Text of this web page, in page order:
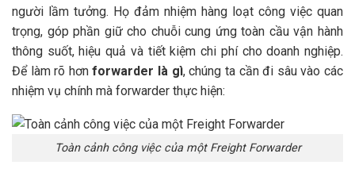
người lầm tưởng. Họ đảm nhiệm hàng loạt công việc quan
trọng, góp phần giữ cho chuỗi cung ứng toàn cầu vận hành
thông suốt, hiệu quả và tiết kiệm chi phí cho doanh nghiệp.
Để làm rõ hơnforwarder là gì, chúng ta cần đi sâu vào các
nhiệm vụ chính mà forwarder thực hiện:
Toàn cảnh công việc của một Freight Forwarder